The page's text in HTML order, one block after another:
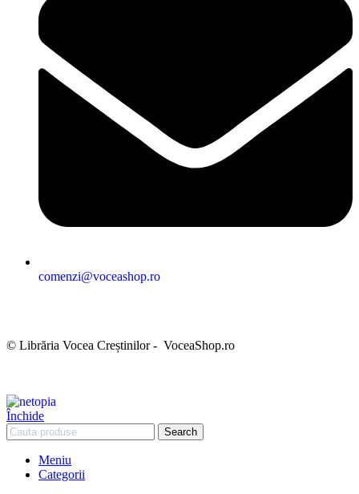
comenzi@voceashop.ro
© Librăria Vocea Creștinilor - VoceaShop.ro
Închide
Search
Meniu
Categorii